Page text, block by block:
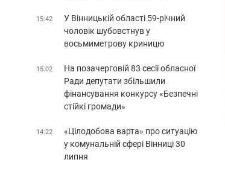
15:42
У Вінницькій області 59-річний
чоловік шубовстнув у
восьмиметрову криницю
15:02
На позачерговій 83 сесії обласної
Ради депутати збільшили
фінансування конкурсу «Безпечні
стійкі громади»
14:22
«Цілодобова варта» про ситуацію
у комунальній сфері Вінниці 30
липня